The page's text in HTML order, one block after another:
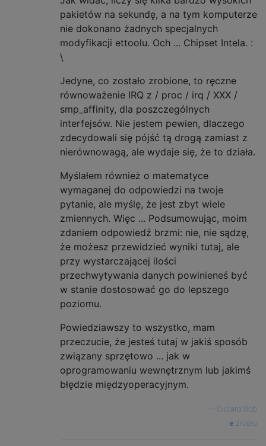
pakietów na sekundę, a na tym komputerze
nie dokonano żadnych specjalnych
modyfikacji ettoolu. Och ... Chipset Intela. :
\
Jedyne, co zostało zrobione, to ręczne
równoważenie IRQ z / proc / irq / XXX /
smp_affinity, dla poszczególnych
interfejsów. Nie jestem pewien, dlaczego
zdecydowali się pójść tą drogą zamiast z
nierównowagą, ale wydaje się, że to działa.
Myślałem również o matematyce
wymaganej do odpowiedzi na twoje
pytanie, ale myślę, że jest zbyt wiele
zmiennych. Więc ... Podsumowując, moim
zdaniem odpowiedź brzmi: nie, nie sądzę,
że możesz przewidzieć wyniki tutaj, ale
przy wystarczającej ilości
przechwytywania danych powinieneś być
w stanie dostosować go do lepszego
poziomu.
Powiedziawszy to wszystko, mam
przeczucie, że jesteś tutaj w jakiś sposób
związany sprzętowo ... jak w
oprogramowaniu wewnętrznym lub jakimś
błędzie międzyoperacyjnym.
DictatorBob
źródło